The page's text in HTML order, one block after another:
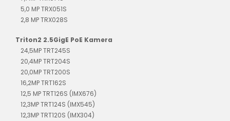
5,0 MP TRX051S
2,8 MP TRX028S
Triton2 2.5GigE PoE Kamera
24,5MP TRT245S
20,4MP TRT204S
20,0MP TRT200S
16,2MP TRT162S
12,5 MP TRT126S (IMX676)
12,3MP TRT124S (IMX545)
12,3MP TRT120S (IMX304)